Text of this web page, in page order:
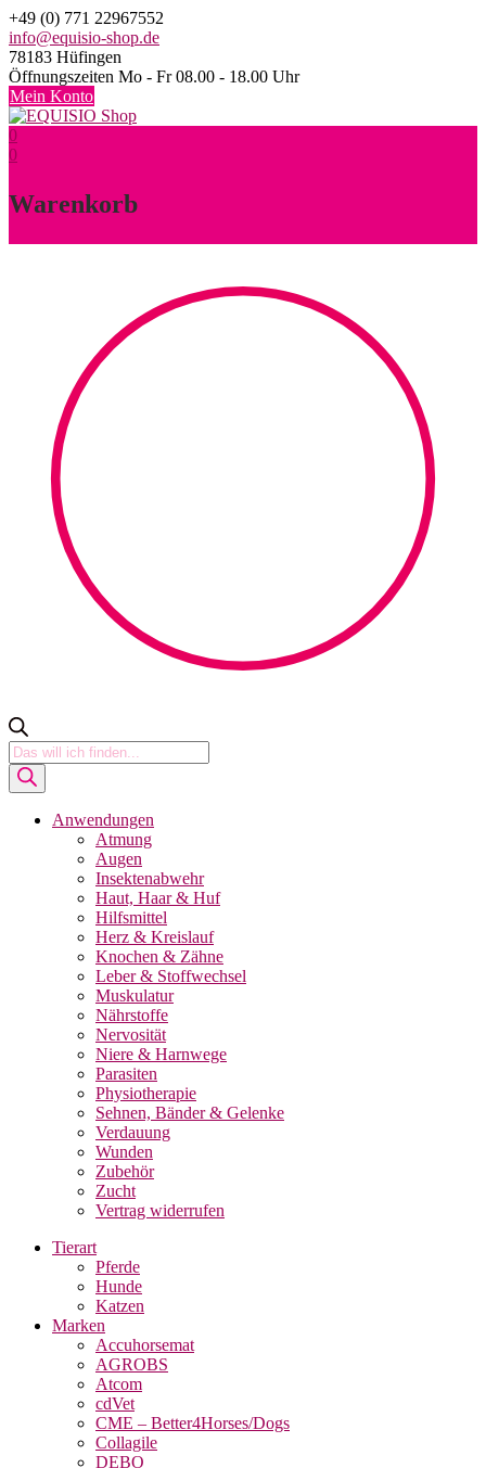
Skip
to
content
+49 (0) 771 22967552
info@equisio-shop.de
78183 Hüfingen
Öffnungszeiten Mo - Fr 08.00 - 18.00 Uhr
Mein Konto
0
0
Warenkorb
Products
search
Anwendungen
Atmung
Augen
Insektenabwehr
Haut, Haar & Huf
Hilfsmittel
Herz & Kreislauf
Knochen & Zähne
Leber & Stoffwechsel
Muskulatur
Nährstoffe
Nervosität
Niere & Harnwege
Parasiten
Physiotherapie
Sehnen, Bänder & Gelenke
Verdauung
Wunden
Zubehör
Zucht
Vertrag widerrufen
Tierart
Pferde
Hunde
Katzen
Marken
Accuhorsemat
AGROBS
Atcom
cdVet
CME – Better4Horses/Dogs
Collagile
DEBO